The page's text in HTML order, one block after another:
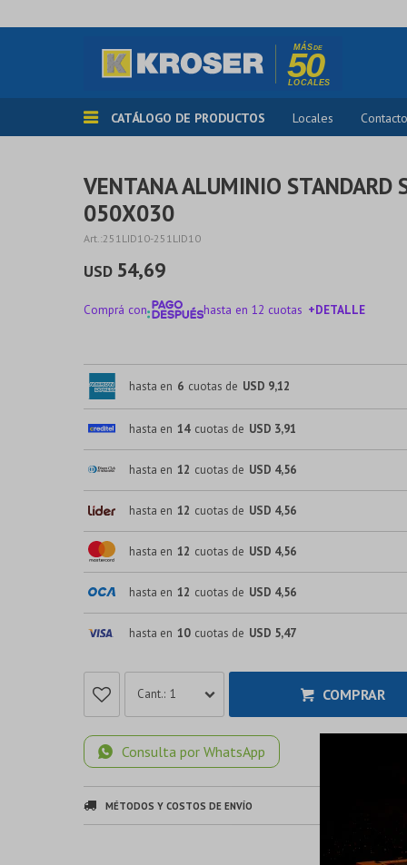
CATÁLOGO DE PRODUCTOS Locales Contacto
VENTANA ALUMINIO STANDARD
050X030
251LID10-251LID10
USD 54,69
Comprá con hasta en 12 cuotas +DETALLE
hasta en 6 cuotas de USD 9,12
hasta en 14 cuotas de USD 3,91
hasta en 12 cuotas de USD 4,56
hasta en 12 cuotas de USD 4,56
hasta en 12 cuotas de USD 4,56
hasta en 12 cuotas de USD 4,56
hasta en 10 cuotas de USD 5,47
1 COMPRAR
Consulta por WhatsApp
MÉTODOS Y COSTOS DE ENVÍO